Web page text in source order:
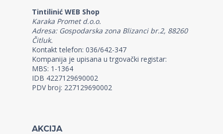
Tintilinić WEB Shop
Karaka Promet d.o.o.
Adresa: Gospodarska zona Blizanci br.2, 88260
Čitluk.
Kontakt telefon: 036/642-347
Kompanija je upisana u trgovački registar:
MBS: 1-1364
IDB 4227129690002
PDV broj: 227129690002
AKCIJA